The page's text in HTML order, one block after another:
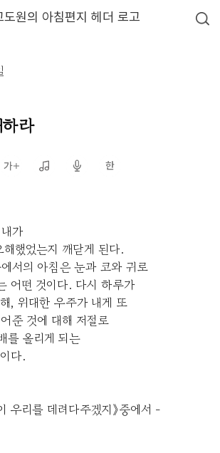
라
가
했었는지 깨닫게 된다.
서의 아침은 눈과 코와 귀로
어떤 것이다. 다시 하루가
, 위대한 우주가 내게 또
준 것에 대해 저절로
를 올리게 되는
다.
우리를 데려다주겠지》중에서 -